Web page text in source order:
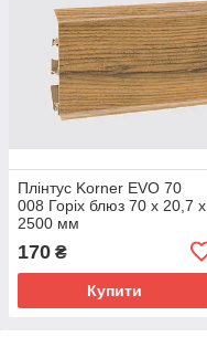
Плінтус Korner EVO 70
008 Горіх блюз 70 х 20,7 х
2500 мм
170 ₴
Купити